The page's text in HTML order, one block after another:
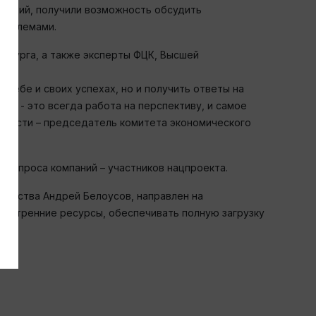
получили возможность обсудить
а также эксперты ФЦК, Высшей
и своих успехах, но и получить ответы на
- это всегда работа на перспективу, и самое
– председатель комитета экономического
компаний – участников нацпроекта.
Андрей Белоусов, направлен на
ресурсы, обеспечивать полную загрузку